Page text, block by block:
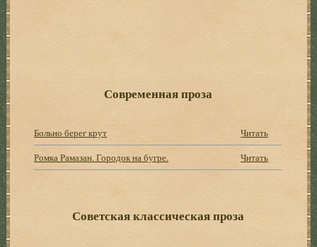
Современная проза
Больно берег крут
Читать
Ромка Рамазан. Городок на бугре.
Читать
Советская классическая проза